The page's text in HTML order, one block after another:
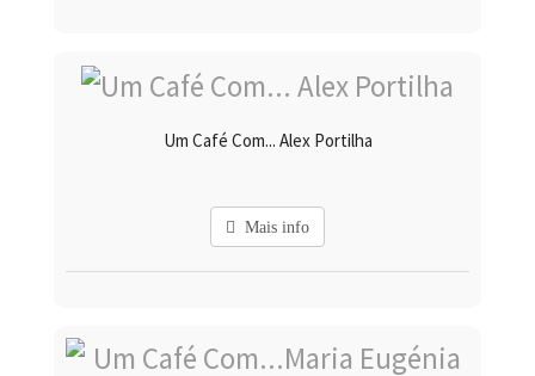
Um Café Com... Alex Portilha
Mais info